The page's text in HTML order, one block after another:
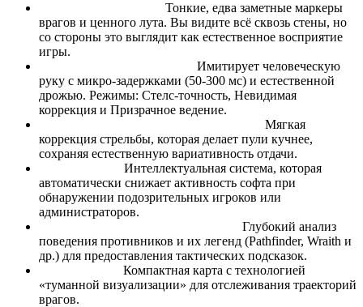
Тонкие, едва заметные маркеры
врагов и ценного лута. Вы видите всё сквозь стены, но
со стороны это выглядит как естественное восприятие
игры.
Имитирует человеческую
руку с микро-задержками (50-300 мс) и естественной
дрожью. Режимы: Стелс-точность, Невидимая
коррекция и Призрачное ведение.
Мягкая
коррекция стрельбы, которая делает пули кучнее,
сохраняя естественную вариативность отдачи.
Интеллектуальная система, которая
автоматически снижает активность софта при
обнаружении подозрительных игроков или
администраторов.
Глубокий анализ
поведения противников и их легенд (Pathfinder, Wraith и
др.) для предоставления тактических подсказок.
Компактная карта с технологией
«туманной визуализации» для отслеживания траекторий
врагов.